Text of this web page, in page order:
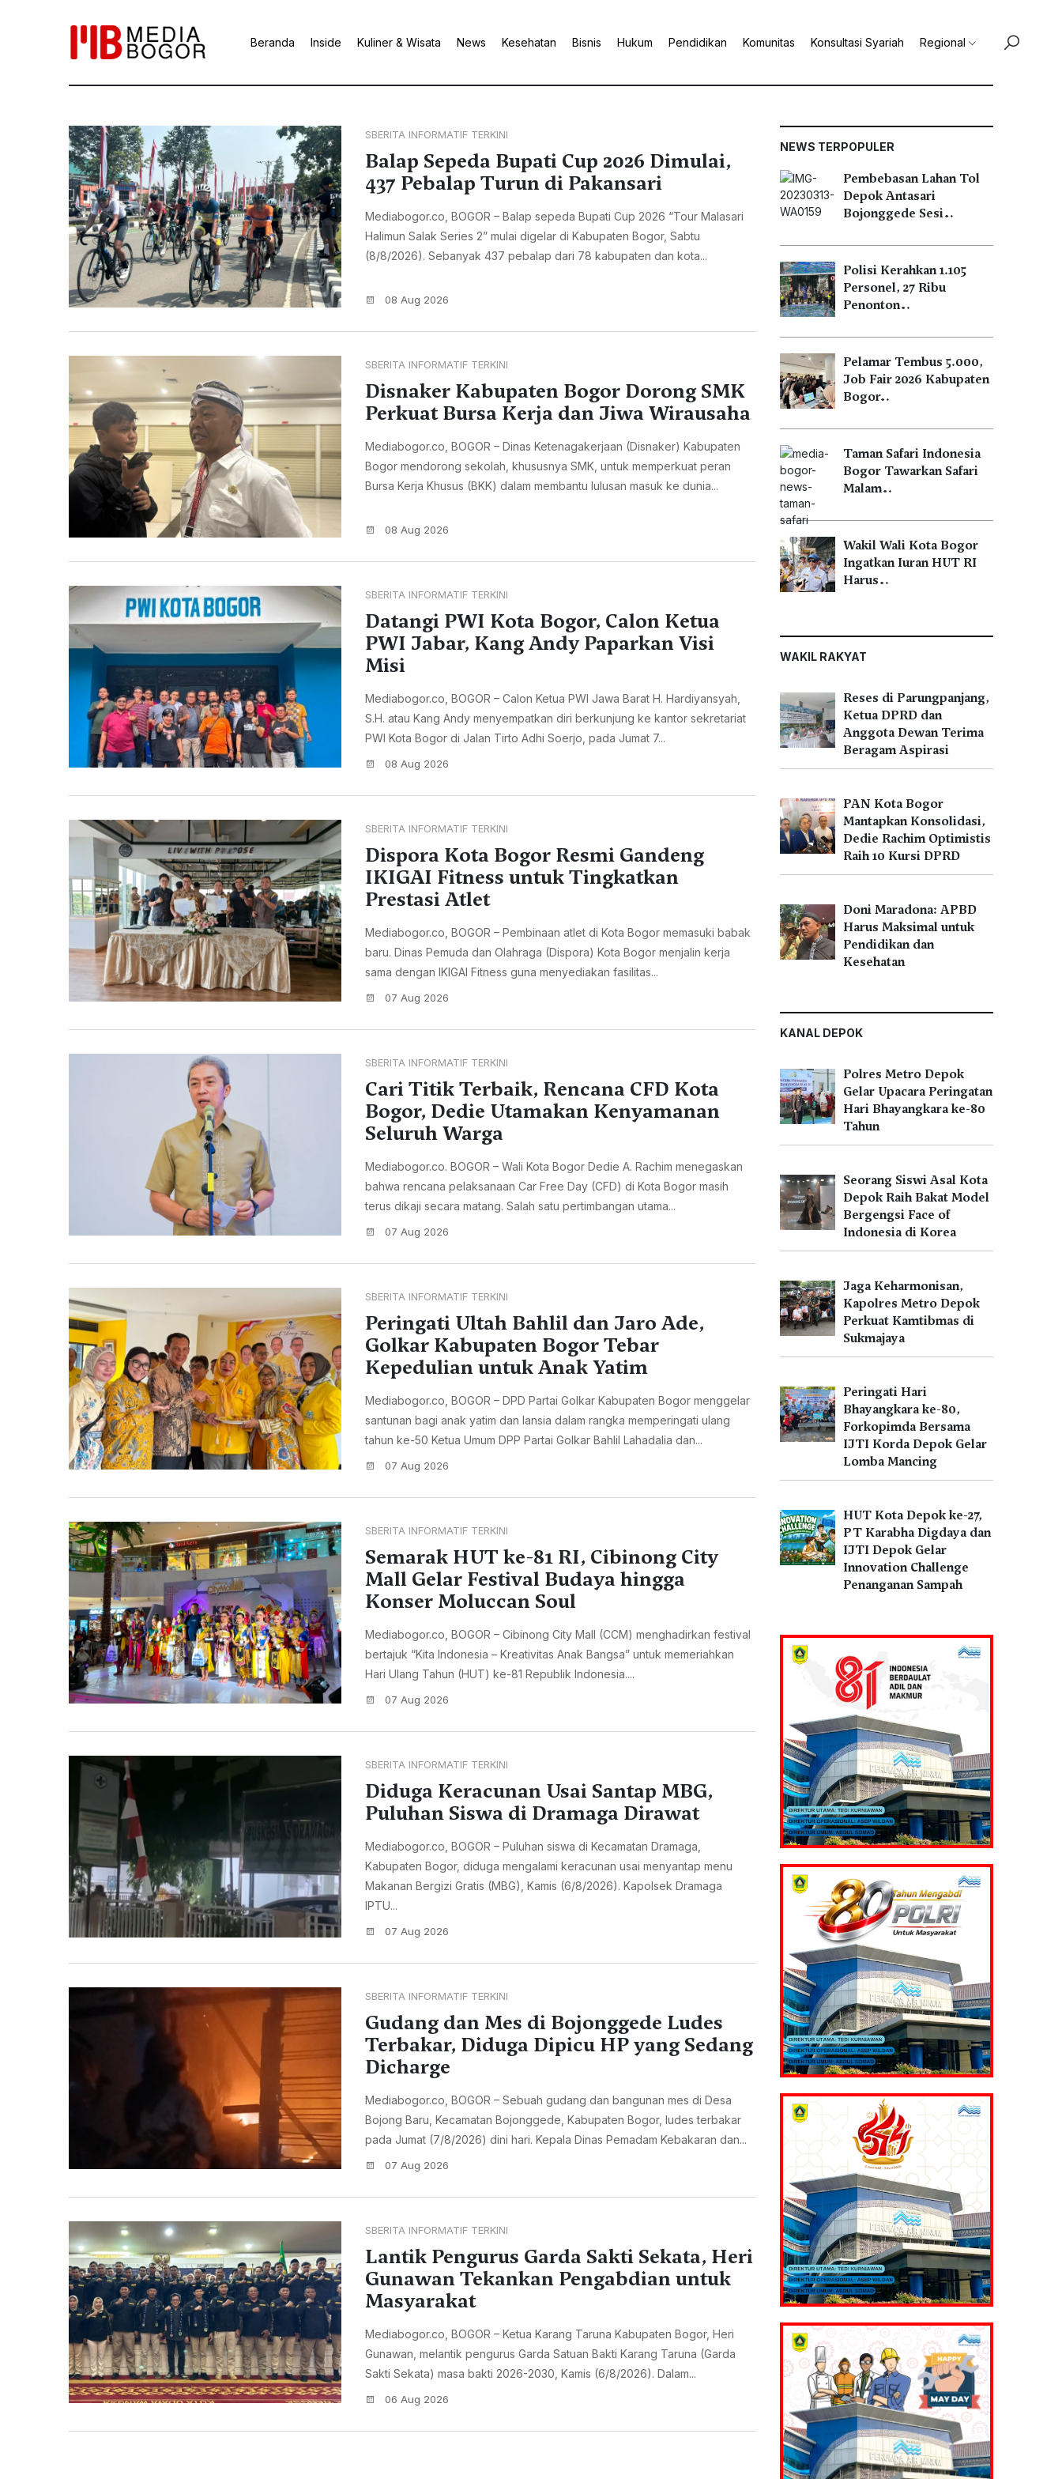
Beranda Inside Kuliner & Wisata News Kesehatan Bisnis Hukum Pendidikan Komunitas Konsultasi Syariah Regional
SBERITA INFORMATIF TERKINI
Balap Sepeda Bupati Cup 2026 Dimulai,
437 Pebalap Turun di Pakansari
Mediabogor.co, BOGOR – Balap sepeda Bupati Cup 2026 “Tour Malasari
Halimun Salak Series 2” mulai digelar di Kabupaten Bogor, Sabtu
(8/8/2026). Sebanyak 437 pebalap dari 78 kabupaten dan kota...
08 Aug 2026
SBERITA INFORMATIF TERKINI
Disnaker Kabupaten Bogor Dorong SMK
Perkuat Bursa Kerja dan Jiwa Wirausaha
Mediabogor.co, BOGOR – Dinas Ketenagakerjaan (Disnaker) Kabupaten
Bogor mendorong sekolah, khususnya SMK, untuk memperkuat peran
Bursa Kerja Khusus (BKK) dalam membantu lulusan masuk ke dunia...
08 Aug 2026
SBERITA INFORMATIF TERKINI
Datangi PWI Kota Bogor, Calon Ketua
PWI Jabar, Kang Andy Paparkan Visi
Misi
Mediabogor.co, BOGOR – Calon Ketua PWI Jawa Barat H. Hardiyansyah,
S.H. atau Kang Andy menyempatkan diri berkunjung ke kantor sekretariat
PWI Kota Bogor di Jalan Tirto Adhi Soerjo, pada Jumat 7...
08 Aug 2026
SBERITA INFORMATIF TERKINI
Dispora Kota Bogor Resmi Gandeng
IKIGAI Fitness untuk Tingkatkan
Prestasi Atlet
Mediabogor.co, BOGOR – Pembinaan atlet di Kota Bogor memasuki babak
baru. Dinas Pemuda dan Olahraga (Dispora) Kota Bogor menjalin kerja
sama dengan IKIGAI Fitness guna menyediakan fasilitas...
07 Aug 2026
SBERITA INFORMATIF TERKINI
Cari Titik Terbaik, Rencana CFD Kota
Bogor, Dedie Utamakan Kenyamanan
Seluruh Warga
Mediabogor.co. ‎BOGOR – Wali Kota Bogor Dedie A. Rachim menegaskan
bahwa rencana pelaksanaan Car Free Day (CFD) di Kota Bogor masih
terus dikaji secara matang. Salah satu pertimbangan utama...
07 Aug 2026
SBERITA INFORMATIF TERKINI
Peringati Ultah Bahlil dan Jaro Ade,
Golkar Kabupaten Bogor Tebar
Kepedulian untuk Anak Yatim
Mediabogor.co, BOGOR – DPD Partai Golkar Kabupaten Bogor menggelar
santunan bagi anak yatim dan lansia dalam rangka memperingati ulang
tahun ke-50 Ketua Umum DPP Partai Golkar Bahlil Lahadalia dan...
07 Aug 2026
SBERITA INFORMATIF TERKINI
Semarak HUT ke-81 RI, Cibinong City
Mall Gelar Festival Budaya hingga
Konser Moluccan Soul
Mediabogor.co, BOGOR – Cibinong City Mall (CCM) menghadirkan festival
bertajuk “Kita Indonesia – Kreativitas Anak Bangsa” untuk memeriahkan
Hari Ulang Tahun (HUT) ke-81 Republik Indonesia....
07 Aug 2026
SBERITA INFORMATIF TERKINI
Diduga Keracunan Usai Santap MBG,
Puluhan Siswa di Dramaga Dirawat
Mediabogor.co, BOGOR – Puluhan siswa di Kecamatan Dramaga,
Kabupaten Bogor, diduga mengalami keracunan usai menyantap menu
Makanan Bergizi Gratis (MBG), Kamis (6/8/2026). Kapolsek Dramaga
IPTU...
07 Aug 2026
SBERITA INFORMATIF TERKINI
Gudang dan Mes di Bojonggede Ludes
Terbakar, Diduga Dipicu HP yang Sedang
Dicharge
Mediabogor.co, BOGOR – Sebuah gudang dan bangunan mes di Desa
Bojong Baru, Kecamatan Bojonggede, Kabupaten Bogor, ludes terbakar
pada Jumat (7/8/2026) dini hari. Kepala Dinas Pemadam Kebakaran dan...
07 Aug 2026
SBERITA INFORMATIF TERKINI
Lantik Pengurus Garda Sakti Sekata, Heri
Gunawan Tekankan Pengabdian untuk
Masyarakat
Mediabogor.co, BOGOR – Ketua Karang Taruna Kabupaten Bogor, Heri
Gunawan, melantik pengurus Garda Satuan Bakti Karang Taruna (Garda
Sakti Sekata) masa bakti 2026-2030, Kamis (6/8/2026). Dalam...
06 Aug 2026
NEWS TERPOPULER
Pembebasan Lahan Tol
Depok Antasari
Bojonggede Sesi…
Polisi Kerahkan 1.105
Personel, 27 Ribu
Penonton…
Pelamar Tembus 5.000,
Job Fair 2026 Kabupaten
Bogor…
Taman Safari Indonesia
Bogor Tawarkan Safari
Malam…
Wakil Wali Kota Bogor
Ingatkan Iuran HUT RI
Harus…
WAKIL RAKYAT
Reses di Parungpanjang,
Ketua DPRD dan
Anggota Dewan Terima
Beragam Aspirasi
PAN Kota Bogor
Mantapkan Konsolidasi,
Dedie Rachim Optimistis
Raih 10 Kursi DPRD
Doni Maradona: APBD
Harus Maksimal untuk
Pendidikan dan
Kesehatan
KANAL DEPOK
Polres Metro Depok
Gelar Upacara Peringatan
Hari Bhayangkara ke-80
Tahun
Seorang Siswi Asal Kota
Depok Raih Bakat Model
Bergengsi Face of
Indonesia di Korea
Jaga Keharmonisan,
Kapolres Metro Depok
Perkuat Kamtibmas di
Sukmajaya
Peringati Hari
Bhayangkara ke-80,
Forkopimda Bersama
IJTI Korda Depok Gelar
Lomba Mancing
HUT Kota Depok ke-27,
PT Karabha Digdaya dan
IJTI Depok Gelar
Innovation Challenge
Penanganan Sampah